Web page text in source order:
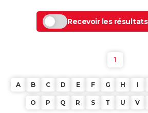
Recevoir les résultats
1
A B C D E F G H I
O P Q R S T U V